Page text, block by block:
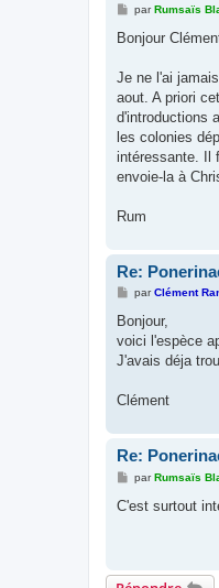
M
s
g
parRumsaïs
Bonjour
Je ne l'ai
aout. A priori
d'introductions
les colonies
intéressante. Il
envoie-la à
Rum
Re:
M
s
a
g
parClément
Bonjour,
voici l'espèce
J'avais déja
Clément
Re:
M
s
parRumsaïs
C'est surtout